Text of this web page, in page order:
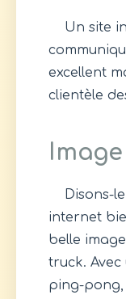
Un site
excellent
clientèle
Disons-
internet
belle
truck. Avec
ping-pong,